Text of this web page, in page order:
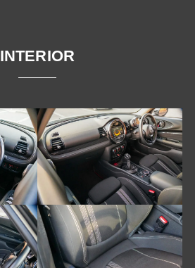
INTERIOR